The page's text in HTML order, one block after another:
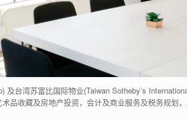
台湾苏富比国际物业(Taiwan Sotheby’s
品收藏及房地产投资，会计及商业服务及税务规划